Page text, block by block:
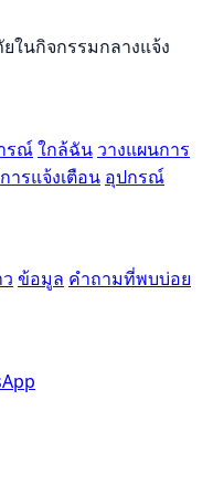
นกิจกรรมกลางแจ้ง
รณ์ใกล้ฉัน วางแผนการ
การแจ้งเตือน อุปกรณ์
ข้อมูล คำถามที่พบบ่อย